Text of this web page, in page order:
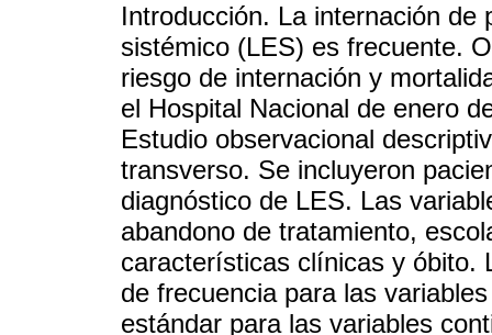
Introducción. La internación de
sistémico (LES) es frecuente.
riesgo de internación y
el Hospital Nacional de enero
Estudio observacional
transverso. Se incluyeron
diagnóstico de LES. Las
abandono de tratamiento,
características clínicas y óbito.
de frecuencia para las
estándar para las variables